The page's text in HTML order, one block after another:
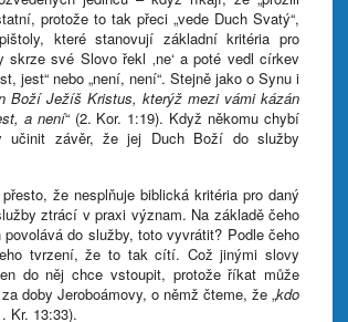
protože to tak přeci „vede Duch Svatý“,
které stanovují základní kritéria pro
své Slovo řekl ‚ne‘ a poté vedl církev
jest“ nebo „není, není“. Stejně jako o Synu i
Boží Ježíš Kristus, kterýž mezi vámi kázán
a není“ (2. Kor. 1:19). Když někomu chybí
učinit závěr, že jej Duch Boží do služby
že nesplňuje biblická kritéria pro daný
ztrácí v praxi význam. Na základě čeho
do služby, toto vyvrátit? Podle čeho
tvrzení, že to tak cítí. Což jinými slovy
do něj chce vstoupit, protože říkat může
doby Jeroboámovy, o němž čteme, že „kdo
Kr. 13:33).